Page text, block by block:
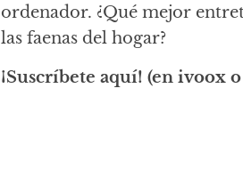
ordenador. ¿Qué mejor
las faenas del hogar?
¡Suscríbete aquí! (en ivoox